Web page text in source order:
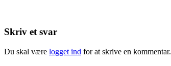
Skriv et svar
Du skal være logget ind for at skrive en kommentar.